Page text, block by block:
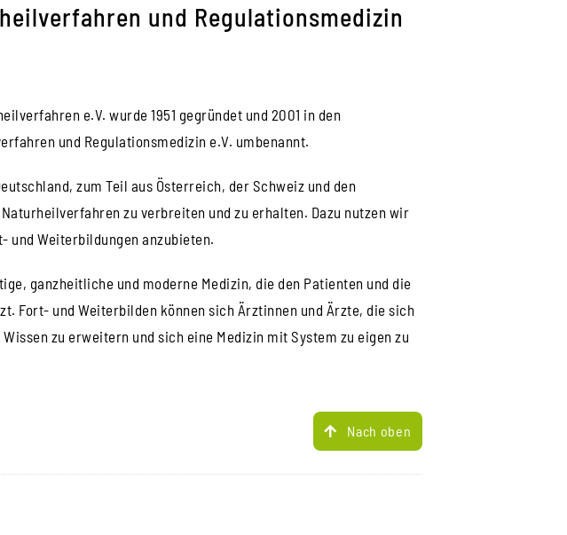
und Regulationsmedizin
e.V. wurde 1951 gegründet und 2001 in den
und Regulationsmedizin e.V. umbenannt.
zum Teil aus Österreich, der Schweiz und den
zu verbreiten und zu erhalten. Dazu nutzen wir
und Weiterbildungen anzubieten.
ganzheitliche und moderne Medizin, die den Patienten und die
Fort- und Weiterbilden können sich Ärztinnen und Ärzte, die sich
zu erweitern und sich eine Medizin mit System zu eigen zu
Nach oben